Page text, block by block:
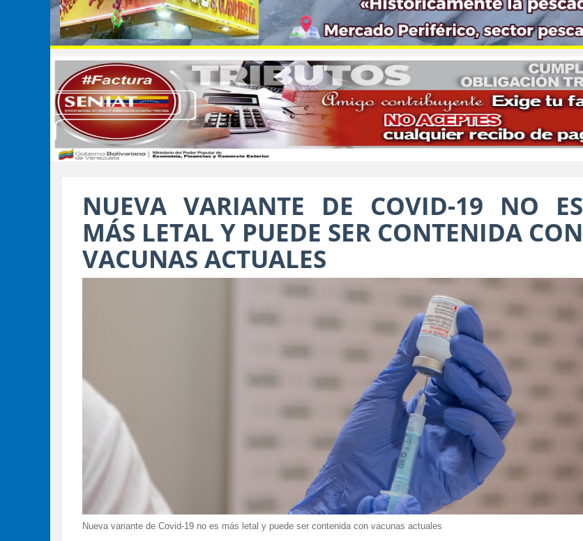
NUEVA VARIANTE DE COVID-19 NO ES
MÁS LETAL Y PUEDE SER CONTENIDA CON
VACUNAS ACTUALES
Nueva variante de Covid-19 no es más letal y puede ser contenida con vacunas actuales